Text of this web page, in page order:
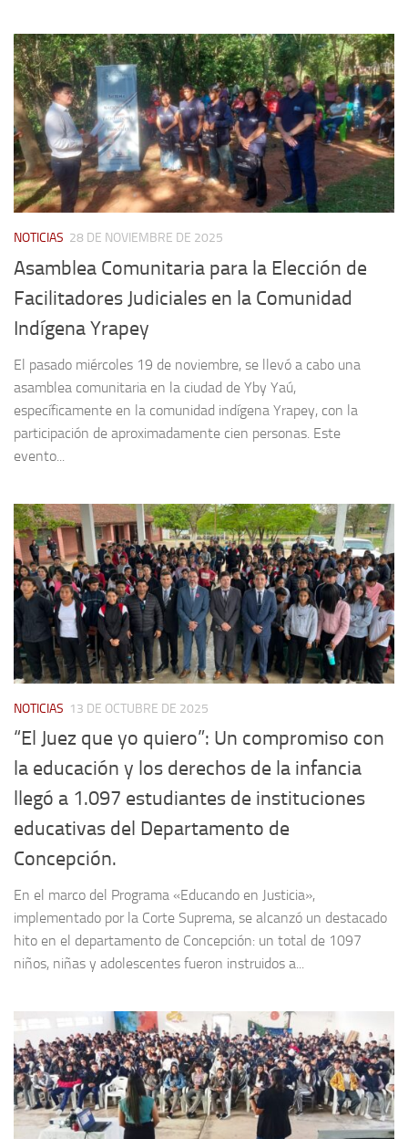
NOTICIAS 28 DE NOVIEMBRE DE 2025
Asamblea Comunitaria para la Elección de
Facilitadores Judiciales en la Comunidad
Indígena Yrapey
El pasado miércoles 19 de noviembre, se llevó a cabo una
asamblea comunitaria en la ciudad de Yby Yaú,
específicamente en la comunidad indígena Yrapey, con la
participación de aproximadamente cien personas. Este
evento...
NOTICIAS 13 DE OCTUBRE DE 2025
“El Juez que yo quiero”: Un compromiso con
la educación y los derechos de la infancia
llegó a 1.097 estudiantes de instituciones
educativas del Departamento de
Concepción.
En el marco del Programa «Educando en Justicia»,
implementado por la Corte Suprema, se alcanzó un destacado
hito en el departamento de Concepción: un total de 1097
niños, niñas y adolescentes fueron instruidos a...